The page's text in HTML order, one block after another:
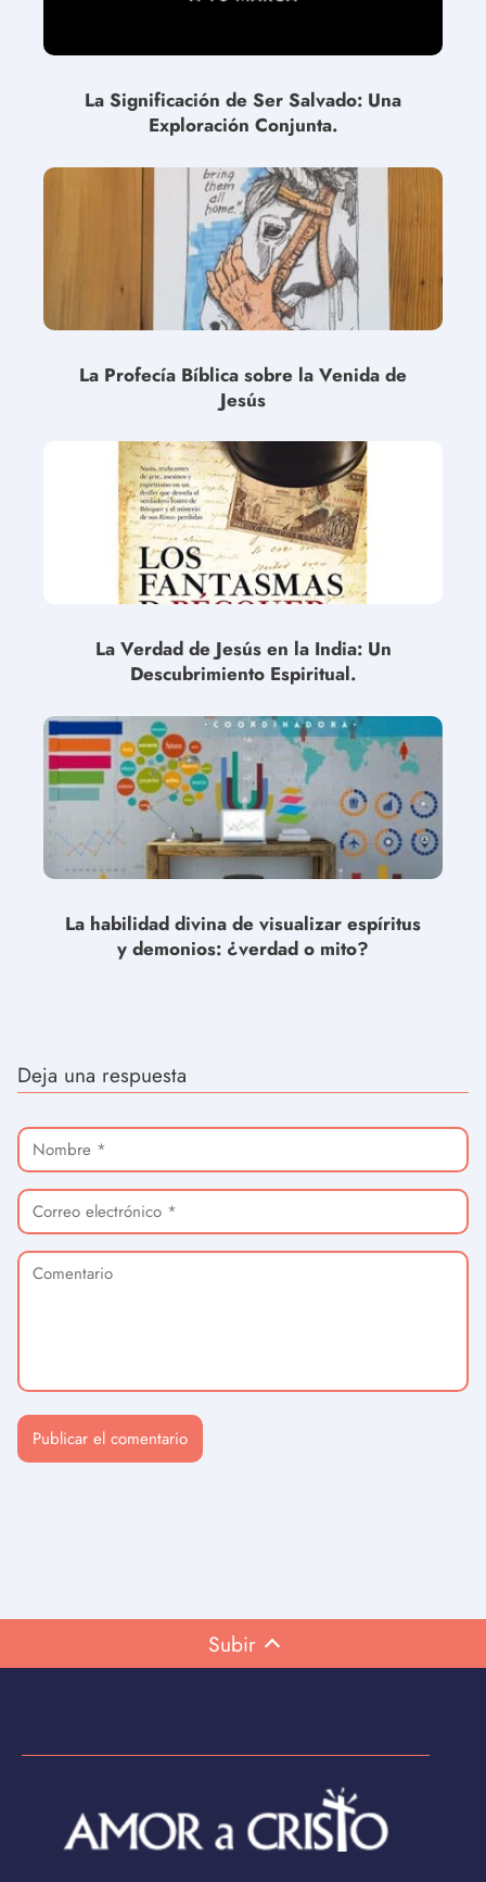
La Significación de Ser Salvado: Una
Exploración Conjunta.
La Profecía Bíblica sobre la Venida de
Jesús
La Verdad de Jesús en la India: Un
Descubrimiento Espiritual.
La habilidad divina de visualizar espíritus
y demonios: ¿verdad o mito?
Deja una respuesta
Subir